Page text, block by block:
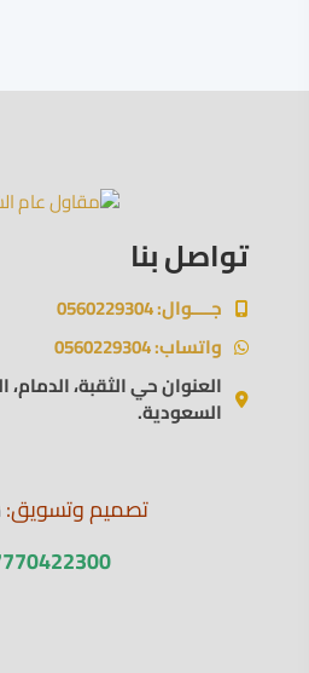
تواصل بنا
جــــوال: 0560229304
واتساب: 0560229304
العنوان حي الثقبة، الدمام،
السعودية.
تصميم وتسويق: